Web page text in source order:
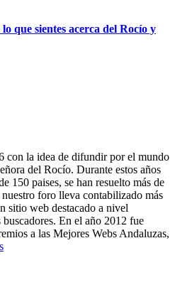
que sientes acerca del Rocío y
con la idea de difundir por el mundo
del Rocío. Durante estos años
150 paises, se han resuelto más de
foro lleva contabilizado más
sitio web destacado a nivel
En el año 2012 fue
a las Mejores Webs Andaluzas,